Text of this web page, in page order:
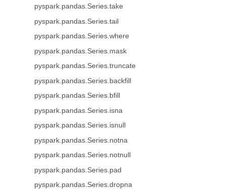
pyspark.pandas.Series.take
pyspark.pandas.Series.tail
pyspark.pandas.Series.where
pyspark.pandas.Series.mask
pyspark.pandas.Series.truncate
pyspark.pandas.Series.backfill
pyspark.pandas.Series.bfill
pyspark.pandas.Series.isna
pyspark.pandas.Series.isnull
pyspark.pandas.Series.notna
pyspark.pandas.Series.notnull
pyspark.pandas.Series.pad
pyspark.pandas.Series.dropna